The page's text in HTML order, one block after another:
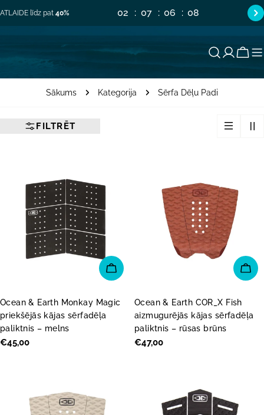
ATLAIDE līdz pat 40% 02 07 06 07
Sākums Kategorija Sērfa Dēļu Padi
FILTRĒT
PIEVIENOT GROZAM
Ocean & Earth Monkay Magic
priekšējās kājas sērfadēļa
paliktnis – melns
Parastā
€45,00
Ocean & Earth COR_X Fish
aizmugurējās kājas sērfadēļa
paliktnis – rūsas brūns
Parastā
€47,00